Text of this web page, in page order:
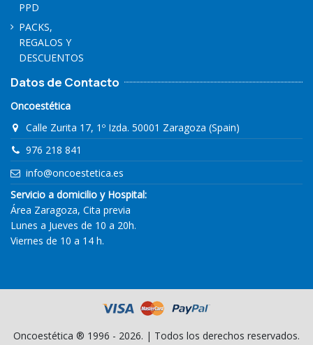
PPD
PACKS,
REGALOS Y
DESCUENTOS
Datos de Contacto
Oncoestética
Calle Zurita 17, 1º Izda. 50001 Zaragoza (Spain)
976 218 841
info@oncoestetica.es
Servicio a domicilio y Hospital:
Área Zaragoza, Cita previa
Lunes a Jueves de 10 a 20h.
Viernes de 10 a 14 h.
Oncoestética ® 1996 - 2026. | Todos los derechos reservados.